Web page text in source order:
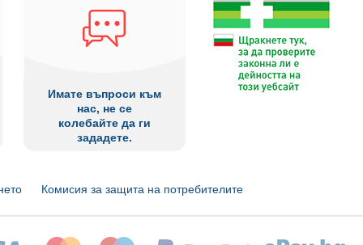
Имате въпроси към
нас, не се
колебайте да ги
зададете.
Комисия за защита на потребителите